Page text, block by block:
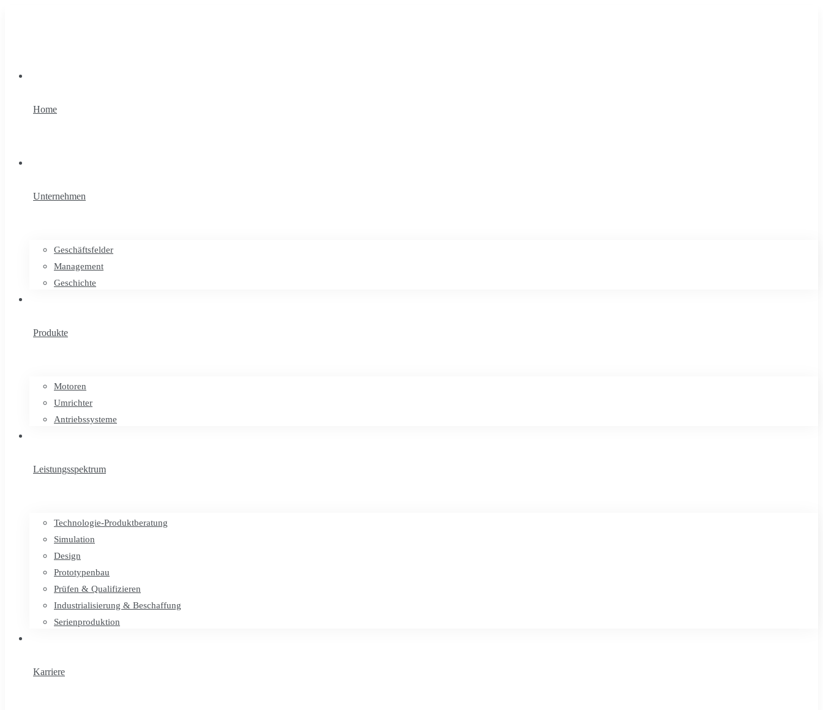
Home
Unternehmen
Geschäftsfelder
Management
Geschichte
Produkte
Motoren
Umrichter
Antriebssysteme
Leistungsspektrum
Technologie-Produktberatung
Simulation
Design
Prototypenbau
Prüfen & Qualifizieren
Industrialisierung & Beschaffung
Serienproduktion
Karriere